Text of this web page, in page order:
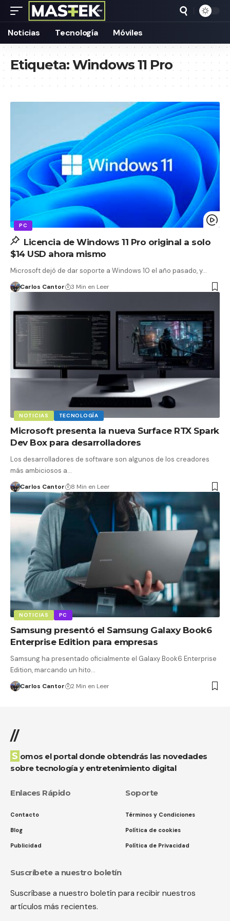
Noticias Tecnología Móviles
Etiqueta:Windows 11 Pro
PC
Licencia de Windows 11 Pro original a solo
$14 USD ahora mismo
Microsoft dejó de dar soporte a Windows 10 el año pasado, y…
Carlos Cantor 3 Min en Leer
NOTICIAS TECNOLOGÍA
Microsoft presenta la nueva Surface RTX Spark
Dev Box para desarrolladores
Los desarrolladores de software son algunos de los creadores
más ambiciosos a…
Carlos Cantor 8 Min en Leer
NOTICIAS PC
Samsung presentó el Samsung Galaxy Book6
Enterprise Edition para empresas
Samsung ha presentado oficialmente el Galaxy Book6 Enterprise
Edition, marcando un hito…
Carlos Cantor 2 Min en Leer
//
Somos el portal donde obtendrás las novedades
sobre tecnología y entretenimiento digital
Enlaces Rápido
Contacto
Blog
Publicidad
Soporte
Términos y Condiciones
Política de cookies
Política de Privacidad
Suscríbete a nuestro boletín
Suscríbase a nuestro boletín para recibir nuestros
artículos más recientes.